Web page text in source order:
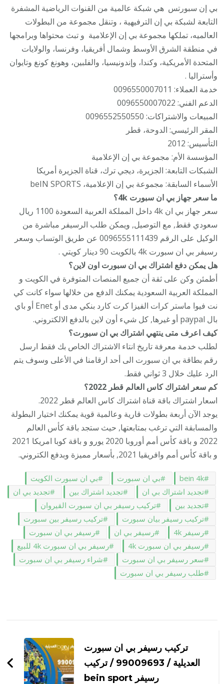
بي إن سبورتس ‏ هي شبكة عالمية من القنوات الرياضية المشفرة
التابعة لشبكة بي إن الترفيهية ‏، وتنقل مجموعة من البطولات
العالميه، تملكها مجموعة بي إن الإعلامية ‏ و تبث محتواها وبرامجها
في منطقة الشرق الأوسط وشمال أفريقيا، وفرنسا، والولايات
المتحدة الأمريكية، وكندا، وإندونيسيا، والفلبين، وهونغ كونغ وتايوان
وأستراليا .
خدمة العملاء: 0096550007011
الدعم الفني: 0096550007022
المبيعات والاشتراكات: 0096552550550
المقر الرئيسي: الدوحة، قطر
التأسيس: 2012
المؤسسة الأم: مجموعة بي إن الإعلامية
الشبكات التابعة: الجزيرة، ديجي ترك، قناة الجزيرة أمريكا
الأسماء السابقة: مجموعة بي إن الإعلامية، beIN SPORTS
ما سعر جهاز بي ان سبورت 4k؟
سعر جهاز بي ان 4k داخل المملكة العربية السعودة 1100 ريال
سعودي فقط, مع التوصيل, ويمكن طلب الرسيفر مباشرة من
الوكيل على الرقم 0096555111439 عن طريق الوتساب وسعر
رسيفر بي ان سبورت 4k بالكويت 90 دينار كويتي .
هل يمكن دفع اشتراك بي ان سبورت اون لاين؟
أطمئن وكن على ثقة أن جميع المنصات المتوفرة في الكويت و
المملكة العربية السعودية يمكنك الدفع من خلالها سواء كانت كي
نت فيوا ماستر كرات الفيزا كرت كارد بنكي مدى أو Enet أو باي
بال paypal أو غيرها, كل شيء أون لاين بالدفع الالكتروني.
كيف اعرف متى ينتهي اشتراك بي ان سبورت؟
لطلب خدمة معرفة تاريخ انتاء الاشتراك الخاص بك فقط ارسل
رقم بطاقة بي ان سبورت الى أحد ارقامنا في الأعلى وسوف يتم
الرد عليك خلال 3 ثواني فقط.
كم سعر اشتراك كاس العالم قطر 2022؟
اسعار اشتراك باقة قناة اشتراك كاس العالم قطر 2022.
يوجد الآن أربعة بطولات قارية وعالمية قوية يمكنك اختيار البطولة
والمسابقة التي ترغب بمتابعتها, حيث ستجد باقة كأس العالم
2022 و باقة كأس أمم أوروبا 2020 يورو و باقة كوبا امريكا 2021
و باقة كأس أمم وافريقيا 2021, بأسعار مميزة وبدفع الكتروني.
bein 4k بي ان سبورت
بي ان سبورت الكويت
تجديد اشتراك بي ان
تجديد اشتراك بين
تجديد بي ان
تجديد بين
تركيب رسيفر بي ان سبورت القيروان
تركيب رسيفر بيان سبورت
تركيب رسيفر بين سبورت
رسيفر 4k
رسيفر بي ان
رسيفر بي ان سبورت
رسيفر بي ان سبورت 4k
رسيفر بي ان سبورت 4k للبيع
سعر رسيفر بي ان سبورت
شراء رسيفر بي ان سبورت
طلب رسيفر بي ان سبورت
التدوينات
تركيب رسيفر بي ان سبورت
العديلية / 99009693 / تركيب
رسيفر bein sport